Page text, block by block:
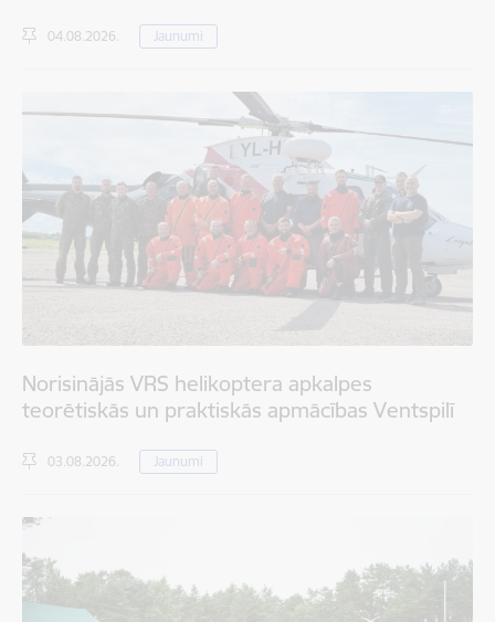
04.08.2026. Jaunumi
Norisinājās VRS helikoptera apkalpes
teorētiskās un praktiskās apmācības Ventspilī
03.08.2026. Jaunumi